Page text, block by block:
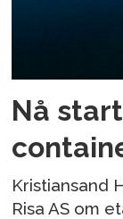
Nå
Kristiansand
Risa AS om